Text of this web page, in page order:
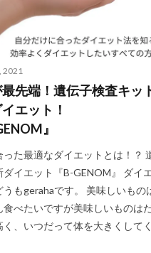
2021
先端！遺伝子検査キッ
エット！
』
った最適なダイエットとは！？
ダイエット『B-GENOM』 ダイ
うもgerahaです。 美味しいもの
食べたいですが美味しいものは
く、いつだって体を大きくして